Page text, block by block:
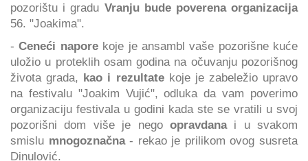
pozorištu i gradu Vranju bude poverena organizacija
56. "Joakima".
-Ceneći naporekoje je ansambl vaše pozorišne kuće
uložio u proteklih osam godina na očuvanju pozorišnog
života grada,
kao i rezultatekoje je zabeležio upravo
na festivalu "Joakim Vujić", odluka da vam poverimo
organizaciju festivala u godini kada ste se vratili u svoj
pozorišni dom više je negoopravdanai u svakom
smislu mnogoznačna- rekao je prilikom ovog susreta
Dinulović.